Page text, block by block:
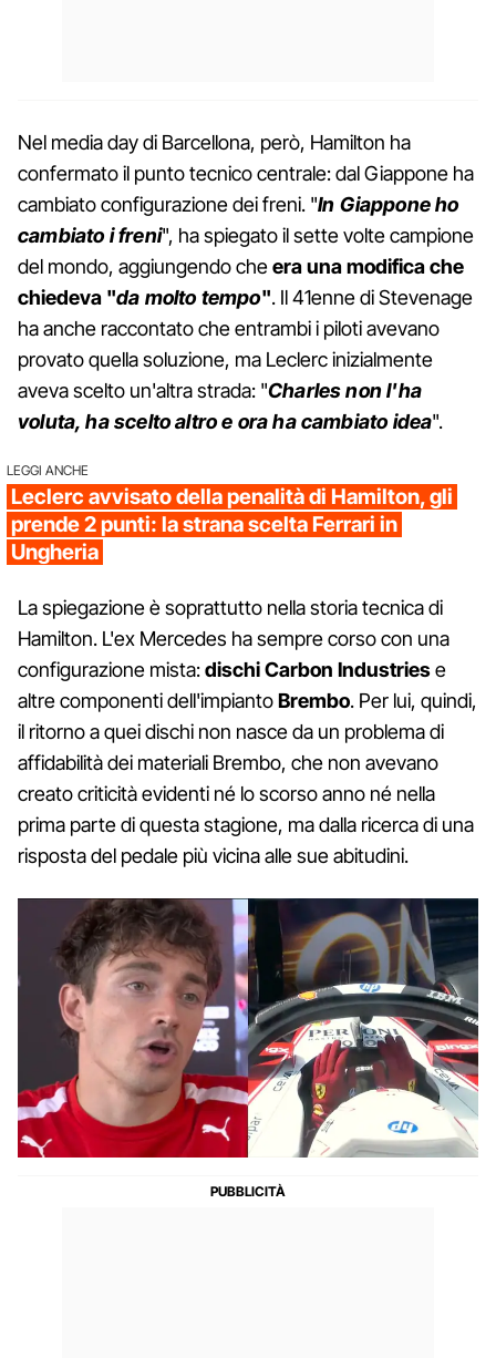
Nel media day di Barcellona, però, Hamilton ha
confermato il punto tecnico centrale: dal Giappone ha
cambiato configurazione dei freni. "In Giappone ho
cambiato i freni", ha spiegato il sette volte campione
del mondo, aggiungendo cheera una modifica che
chiedeva "da molto tempo". Il 41enne di Stevenage
ha anche raccontato che entrambi i piloti avevano
provato quella soluzione, ma Leclerc inizialmente
aveva scelto un'altra strada: "Charles non l'ha
voluta, ha scelto altro e ora ha cambiato idea".
LEGGI ANCHE
Leclerc avvisato della penalità di Hamilton, gli
prende 2 punti: la strana scelta Ferrari in
Ungheria
La spiegazione è soprattutto nella storia tecnica di
Hamilton. L'ex Mercedes ha sempre corso con una
configurazione mista:dischi Carbon Industriese
altre componenti dell'impiantoBrembo. Per lui, quindi,
il ritorno a quei dischi non nasce da un problema di
affidabilità dei materiali Brembo, che non avevano
creato criticità evidenti né lo scorso anno né nella
prima parte di questa stagione, ma dalla ricerca di una
risposta del pedale più vicina alle sue abitudini.